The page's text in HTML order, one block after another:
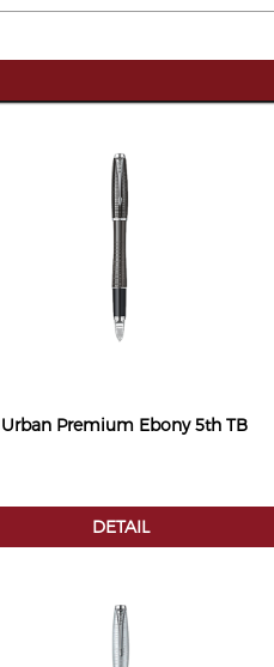
Urban Premium Ebony 5th TB
DETAIL